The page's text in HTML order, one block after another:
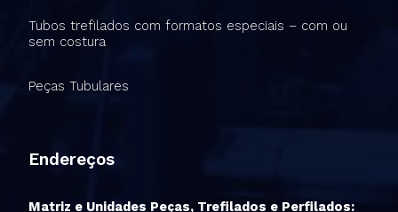
Tubos trefilados com formatos especiais – com ou
sem costura
Peças Tubulares
Endereços
Matriz e Unidades Peças, Trefilados e Perfilados: